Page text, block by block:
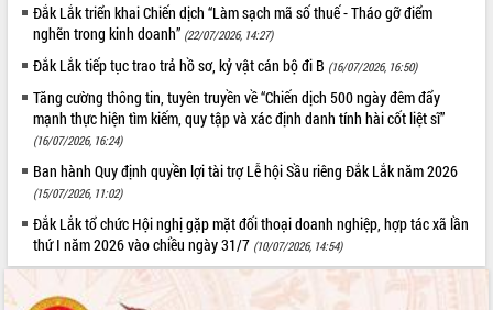
Đắk Lắk triển khai Chiến dịch “Làm sạch mã số thuế - Tháo gỡ điểm
nghẽn trong kinh doanh” (22/07/2026, 14:27)
Đắk Lắk tiếp tục trao trả hồ sơ, kỷ vật cán bộ đi B (16/07/2026, 16:50)
Tăng cường thông tin, tuyên truyền về “Chiến dịch 500 ngày đêm đẩy
mạnh thực hiện tìm kiếm, quy tập và xác định danh tính hài cốt liệt sĩ”
(16/07/2026, 16:24)
Ban hành Quy định quyền lợi tài trợ Lễ hội Sầu riêng Đắk Lắk năm 2026
(15/07/2026, 11:02)
Đắk Lắk tổ chức Hội nghị gặp mặt đối thoại doanh nghiệp, hợp tác xã lần
thứ I năm 2026 vào chiều ngày 31/7 (10/07/2026, 14:54)